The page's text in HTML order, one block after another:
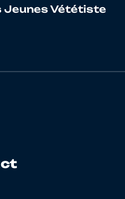
Jeunes Vététiste